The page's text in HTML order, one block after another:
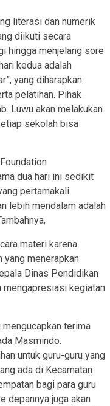
literasi dan numerik
diikuti secara
hingga menjelang sore
kedua adalah
yang diharapkan
pelatihan. Pihak
Luwu akan melakukan
sekolah bisa
dua hari ini sedikit
pertamakali
lebih mendalam adalah
materi karena
yang menerapkan
Dinas Pendidikan
mengapresiasi kegiatan
terima
Masmindo.
untuk guru-guru yang
ada di Kecamatan
bagi para guru
depannya juga akan